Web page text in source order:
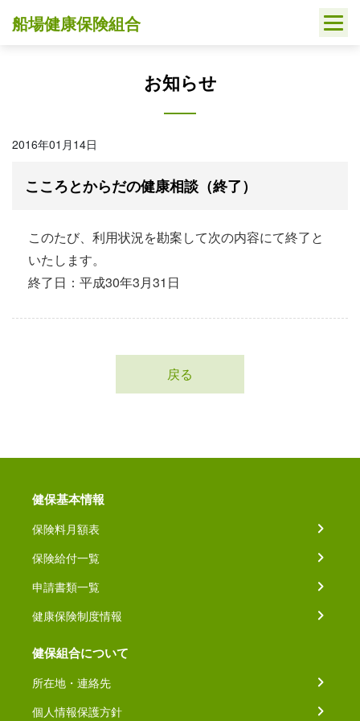
船場健康保険組合
お知らせ
2016年01月14日
こころとからだの健康相談（終了）
このたび、利用状況を勘案して次の内容にて終了と
いたします。
終了日：平成30年3月31日
戻る
健保基本情報
保険料月額表
保険給付一覧
申請書類一覧
健康保険制度情報
健保組合について
所在地・連絡先
個人情報保護方針